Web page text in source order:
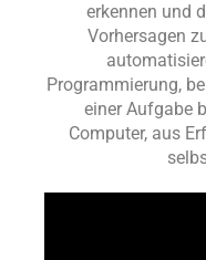
erkennen und
Vorhersagen
Programmierung,
einer Aufgabe
Computer, aus